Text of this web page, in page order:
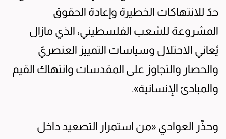
حدّ للانتهاكات الخطيرة وإعادة الحقوق
المشروعة للشعب الفلسطيني، الذي مازال
يُعاني الاحتلال وسياسات التمييز العنصريّ
والحصار والتجاوز على المقدسات وانتهاك القيم
والمبادئ الإنسانية».
وحذّر العوادي «من استمرار التصعيد داخل